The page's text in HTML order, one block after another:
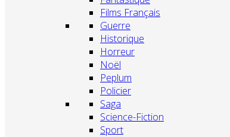
Films Français
Guerre
Historique
Horreur
Noël
Peplum
Policier
Saga
Science-Fiction
Sport